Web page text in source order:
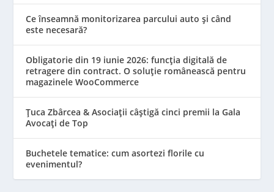
Ce înseamnă monitorizarea parcului auto și când
este necesară?
Obligatorie din 19 iunie 2026: funcția digitală de
retragere din contract. O soluție românească pentru
magazinele WooCommerce
Țuca Zbârcea & Asociații câștigă cinci premii la Gala
Avocați de Top
Buchetele tematice: cum asortezi florile cu
evenimentul?